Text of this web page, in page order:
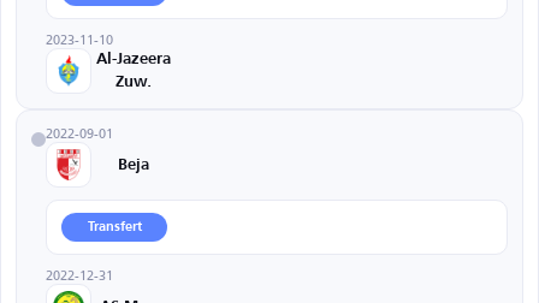
2023-11-10
Al-Jazeera
Zuw.
2022-09-01
Beja
Transfert
2022-12-31